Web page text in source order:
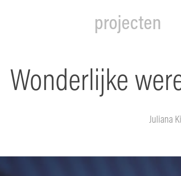
projecten
Wonderlijke
Juliana